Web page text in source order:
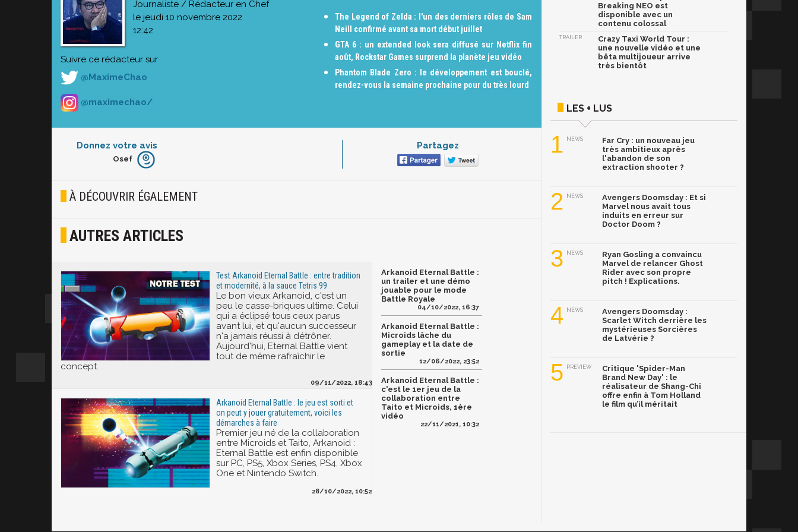
Journaliste / Rédacteur en Chef
le jeudi 10 novembre 2022
12:42
Suivre ce rédacteur sur
@MaximeChao
@maximechao/
The Legend of Zelda : l'un des derniers rôles de Sam
Neill confirmé avant sa mort début juillet
GTA 6 : un extended look sera diffusé sur Netflix fin
août, Rockstar Games surprend la planète jeu vidéo
Phantom Blade Zero : le développement est bouclé,
rendez-vous la semaine prochaine pour du très lourd
Donnez votre avis
Furieux
Joyeux
Osef
Partagez
À DÉCOUVRIR ÉGALEMENT
AUTRES ARTICLES
Test Arkanoid Eternal Battle : entre tradition
et modernité, à la sauce Tetris 99
Le bon vieux Arkanoid, c'est un
peu le casse-briques ultime. Celui
qui a éclipsé tous ceux parus
avant lui, et qu'aucun successeur
n'a jamais réussi à détrôner.
Aujourd'hui, Eternal Battle vient
tout de même rafraîchir le
concept.
09/11/2022, 18:43
Arkanoid Eternal Battle : le jeu est sorti et
on peut y jouer gratuitement, voici les
démarches à faire
Premier jeu né de la collaboration
entre Microids et Taito, Arkanoid :
Eternal Battle est enfin disponible
sur PC, PS5, Xbox Series, PS4, Xbox
One et Nintendo Switch.
28/10/2022, 10:52
Arkanoid Eternal Battle :
un trailer et une démo
jouable pour le mode
Battle Royale
04/10/2022, 16:37
Arkanoid Eternal Battle :
Microids lâche du
gameplay et la date de
sortie
12/06/2022, 23:52
Arkanoid Eternal Battle :
c'est le 1er jeu de la
collaboration entre
Taito et Microids, 1ère
vidéo
22/11/2021, 10:32
Breaking NEO est
disponible avec un
contenu colossal
TRAILER
Crazy Taxi World Tour :
une nouvelle vidéo et une
bêta multijoueur arrive
très bientôt
LES + LUS
1 NEWS
Far Cry : un nouveau jeu
très ambitieux après
l'abandon de son
extraction shooter ?
2 NEWS
Avengers Doomsday : Et si
Marvel nous avait tous
induits en erreur sur
Doctor Doom ?
3 NEWS
Ryan Gosling a convaincu
Marvel de relancer Ghost
Rider avec son propre
pitch ! Explications.
4 NEWS
Avengers Doomsday :
Scarlet Witch derrière les
mystérieuses Sorcières
de Latvérie ?
5 PREVIEW
Critique 'Spider-Man
Brand New Day' : le
réalisateur de Shang-Chi
offre enfin à Tom Holland
le film qu’il méritait